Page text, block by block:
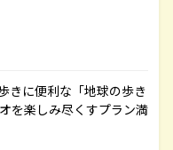
きに便利な「地球の歩き
を楽しみ尽くすプラン満